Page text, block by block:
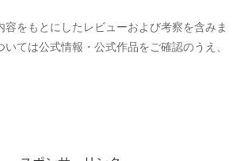
をもとにしたレビューおよび考察を含みま
ては公式情報・公式作品をご確認のうえ、